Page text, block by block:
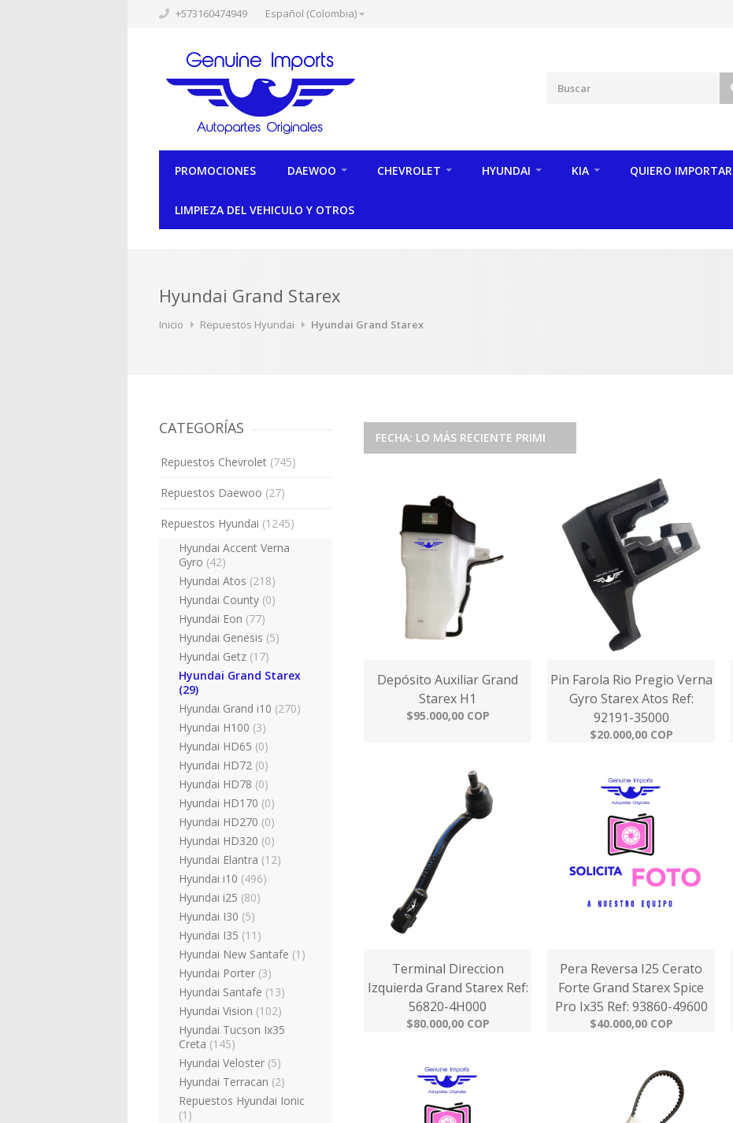
+573160474949 Español (Colombia)
PROMOCIONES DAEWOO CHEVROLET HYUNDAI KIA QUIERO IMPORTAR
LIMPIEZA DEL VEHICULO Y OTROS
Hyundai Grand Starex
Inicio Repuestos Hyundai Hyundai Grand Starex
CATEGORÍAS
Repuestos Chevrolet (745)
Repuestos Daewoo (27)
Repuestos Hyundai (1245)
Hyundai Accent Verna
Gyro (42)
Hyundai Atos (218)
Hyundai County (0)
Hyundai Eon (77)
Hyundai Genesis (5)
Hyundai Getz (17)
Hyundai Grand Starex
(29)
Hyundai Grand i10 (270)
Hyundai H100 (3)
Hyundai HD65 (0)
Hyundai HD72 (0)
Hyundai HD78 (0)
Hyundai HD170 (0)
Hyundai HD270 (0)
Hyundai HD320 (0)
Hyundai Elantra (12)
Hyundai i10 (496)
Hyundai i25 (80)
Hyundai I30 (5)
Hyundai I35 (11)
Hyundai New Santafe (1)
Hyundai Porter (3)
Hyundai Santafe (13)
Hyundai Vision (102)
Hyundai Tucson Ix35
Creta (145)
Hyundai Veloster (5)
Hyundai Terracan (2)
Repuestos Hyundai Ionic
(1)
FECHA: LO MÁS RECIENTE PRIMERO
Depósito Auxiliar Grand
Starex H1
$95.000,00 COP
Pin Farola Rio Pregio Verna
Gyro Starex Atos Ref:
92191-35000
$20.000,00 COP
Terminal Direccion
Izquierda Grand Starex Ref:
56820-4H000
$80.000,00 COP
Pera Reversa I25 Cerato
Forte Grand Starex Spice
Pro Ix35 Ref: 93860-49600
$40.000,00 COP